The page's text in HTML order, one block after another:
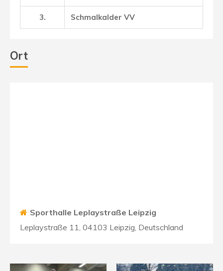
3. Schmalkalder VV
Ort
Sporthalle Leplaystraße Leipzig
Leplaystraße 11, 04103 Leipzig, Deutschland